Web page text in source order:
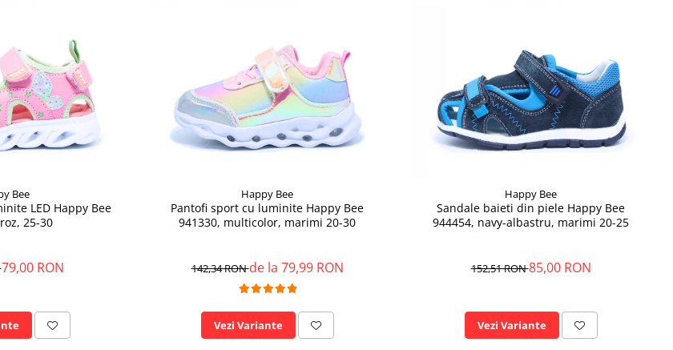
Bee
LED Happy Bee
25-30
79,00 RON
Happy Bee
Pantofi sport cu luminite Happy Bee
941330, multicolor, marimi 20-30
142,34 RONde la 79,99 RON
Vezi Variante
Happy Bee
Sandale baieti din piele Happy Bee
944454, navy-albastru, marimi 20-25
152,51 RON85,00 RON
Vezi Variante